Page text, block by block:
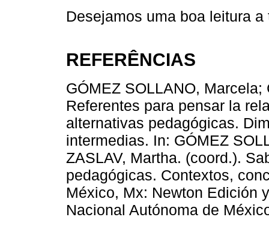
Desejamos uma boa leitura
REFERÊNCIAS
GÓMEZ SOLLANO,
Referentes para pensar la
alternativas pedagógicas.
intermedias. In: GÓMEZ
ZASLAV, Martha. (coord.).
pedagógicas. Contextos,
México, Mx: Newton Edición
Nacional Autónoma de